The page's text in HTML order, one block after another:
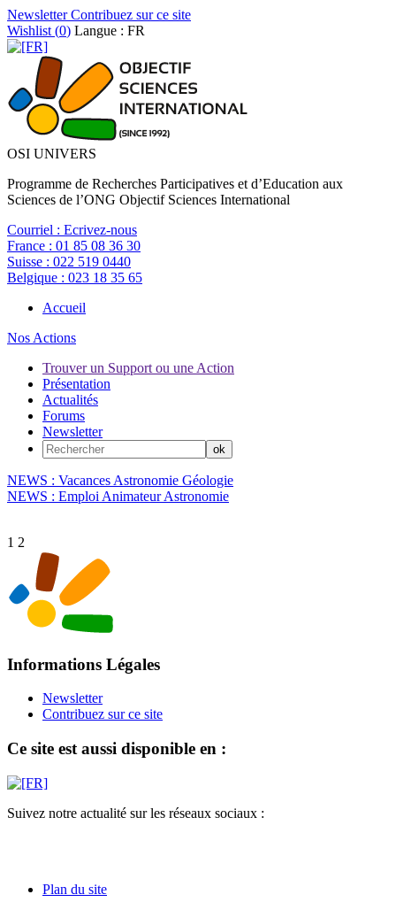
NewsletterContribuez sur ce site
Wishlist (0) Langue : FR
OSI UNIVERS
Programme de Recherches Participatives et d’Education aux
Sciences de l’ONG Objectif Sciences International
Courriel : Ecrivez-nous
France : 01 85 08 36 30
Suisse : 022 519 0440
Belgique : 023 18 35 65
Accueil
Nos Actions
Trouver un Support ou une Action
Présentation
Actualités
Forums
Newsletter
NEWS : Vacances Astronomie Géologie
NEWS : Emploi Animateur Astronomie
1 2
Informations Légales
Newsletter
Contribuez sur ce site
Ce site est aussi disponible en :
Suivez notre actualité sur les réseaux sociaux :
Plan du site